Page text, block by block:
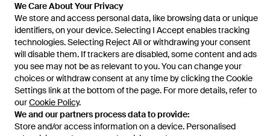
We Care About Your Privacy
We store and access personal data, like browsing data or unique
identifiers, on your device. Selecting I Accept enables tracking
technologies. Selecting Reject All or withdrawing your consent
will disable them. If trackers are disabled, some content and ads
you see may not be as relevant to you. You can change your
choices or withdraw consent at any time by clicking the Cookie
Settings link at the bottom of the page. For more details, refer to
ourCookie Policy.
We and our partners process data to provide:
Store and/or access information on a device. Personalised
Assistenza e info